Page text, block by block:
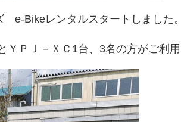
Bikeレンタルスタートしました。
ＰＪ－ＸＣ1台、3名の方がご利用